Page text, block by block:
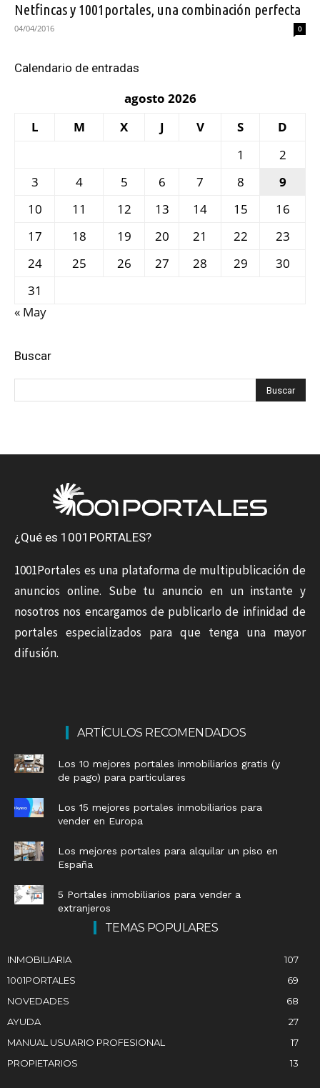
Netfincas y 1001portales, una combinación perfecta
04/04/2016 0
Calendario de entradas
agosto 2026
L
M X J V S
D
1
2
3
4 5 6 7 8
9
10
11 12 13 14 15
16
17
18 19 20 21 22
23
24
25 26 27 28 29
30
31
« May
Buscar
¿Qué es 1001PORTALES?
1001Portales es una plataforma de multipublicación de
anuncios online. Sube tu anuncio en un instante y
nosotros nos encargamos de publicarlo de infinidad de
portales especializados para que tenga una mayor
difusión.
ARTÍCULOS RECOMENDADOS
Los 10 mejores portales inmobiliarios gratis (y
de pago) para particulares
Los 15 mejores portales inmobiliarios para
vender en Europa
Los mejores portales para alquilar un piso en
España
5 Portales inmobiliarios para vender a
extranjeros
TEMAS POPULARES
INMOBILIARIA
107
1001PORTALES
69
NOVEDADES
68
AYUDA
27
MANUAL USUARIO PROFESIONAL
17
PROPIETARIOS
13